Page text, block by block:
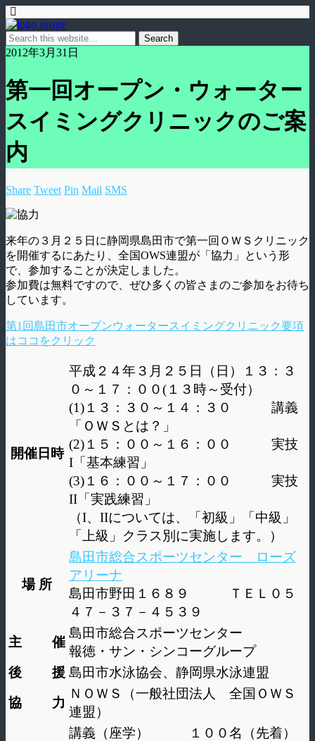
2012年3月31日
第一回オープン・ウォーター
スイミングクリニックのご案
内
Share Tweet Pin Mail SMS
来年の３月２５日に静岡県島田市で第一回ＯＷＳクリニック
を開催するにあたり、全国OWS連盟が「協力」という形
で、参加することが決定しました。
参加費は無料ですので、ぜひ多くの皆さまのご参加をお待ち
しています。
第1回島田市オープンウォータースイミングクリニック要項
はココをクリック
開催日時
平成２４年３月２５日（日）１３：３
０～１７：００(１３時～受付）
(1)１３：３０～１４：３０ 講義
「ＯＷＳとは？」
(2)１５：００～１６：００ 実技
I「基本練習」
(3)１６：００～１７：００ 実技
II「実践練習」
（I、IIについては、「初級」「中級」
「上級」クラス別に実施します。）
場 所
島田市総合スポーツセンター ローズ
アリーナ
島田市野田１６８９ ＴＥＬ０５
４７－３７－４５３９
主 催
島田市総合スポーツセンター
報徳・サン・シンコーグループ
後 援 島田市水泳協会、静岡県水泳連盟
協 力
ＮＯＷＳ（一般社団法人 全国ＯＷＳ
連盟）
講義（座学） １００名（先着）